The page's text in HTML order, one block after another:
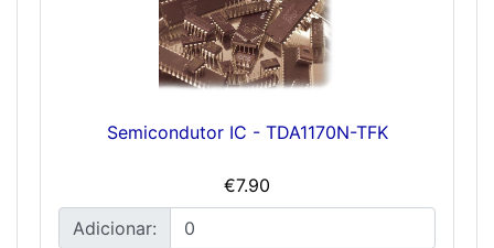
Semicondutor IC - TDA1170N-TFK
€7.90
Adicionar: